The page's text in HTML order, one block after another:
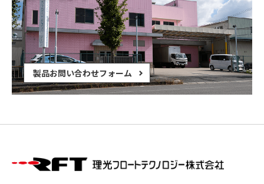
製品お問い合わせフォーム